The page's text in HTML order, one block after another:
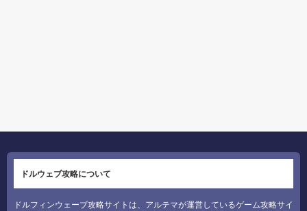
ドルウェブ攻略について
ドルフィンウェーブ攻略サイトは、アルテマが運営しているゲーム攻略サイ